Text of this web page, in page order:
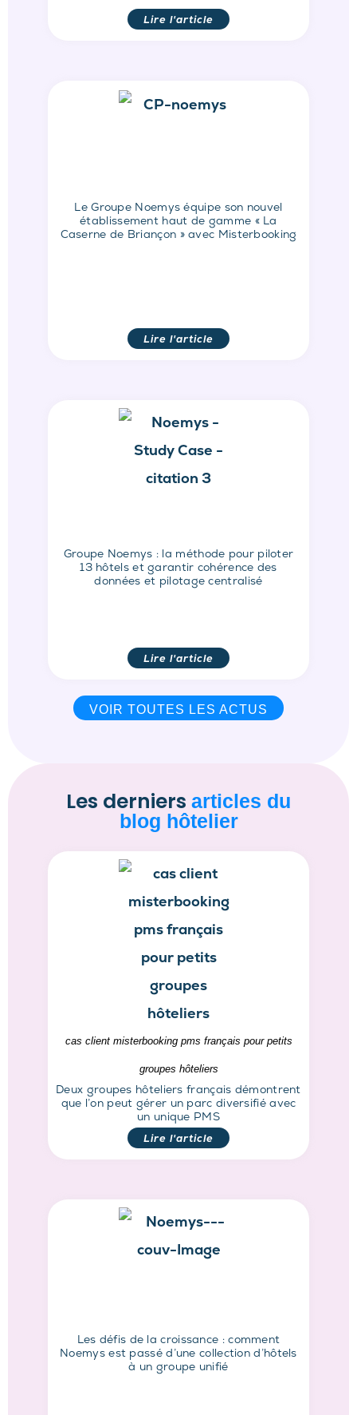
Lire l'article
Le Groupe Noemys équipe son nouvel
établissement haut de gamme « La
Caserne de Briançon » avec Misterbooking
Lire l'article
Groupe Noemys : la méthode pour piloter
13 hôtels et garantir cohérence des
données et pilotage centralisé
Lire l'article
VOIR TOUTES LES ACTUS
Les derniers articles du
blog hôtelier
cas client misterbooking pms français pour petits
groupes hôteliers
Deux groupes hôteliers français démontrent
que l’on peut gérer un parc diversifié avec
un unique PMS
Lire l'article
Les défis de la croissance : comment
Noemys est passé d’une collection d’hôtels
à un groupe unifié